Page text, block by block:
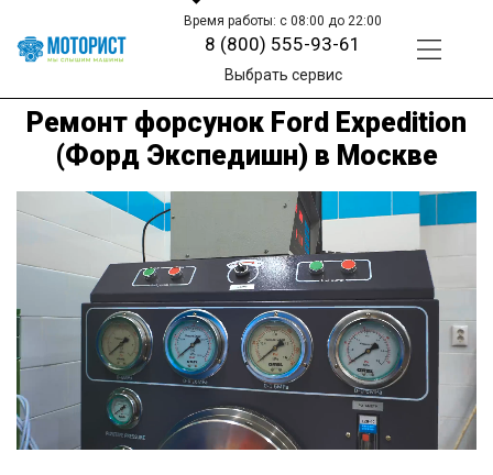
Время работы: с 08:00 до 22:00
8 (800) 555-93-61
Выбрать сервис
Ремонт форсунок Ford Expedition
(Форд Экспедишн) в Москве